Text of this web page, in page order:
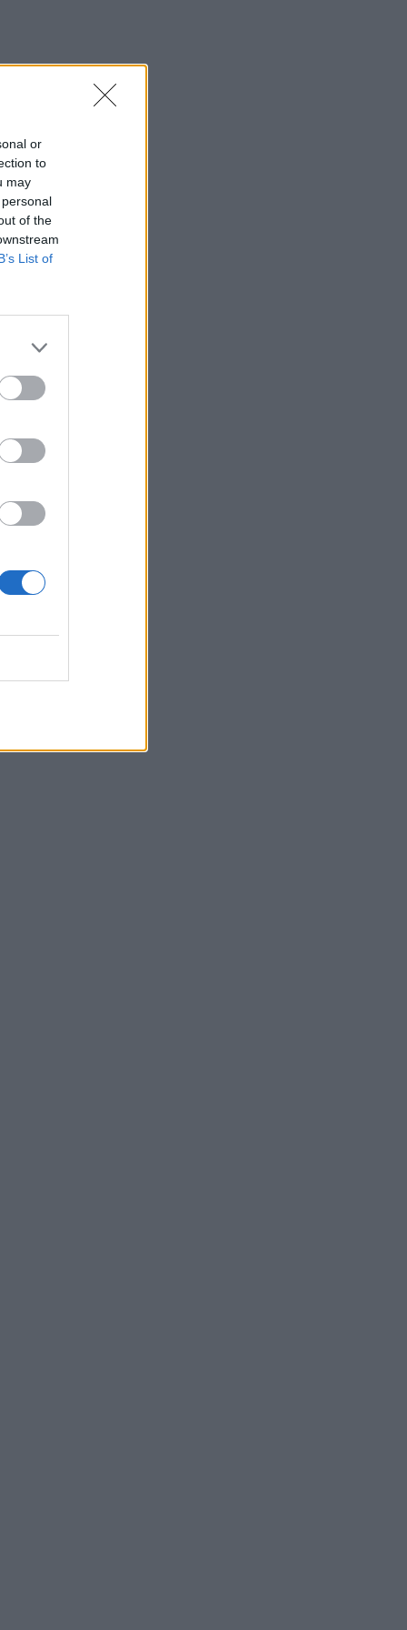
or
to
may
of the
List of